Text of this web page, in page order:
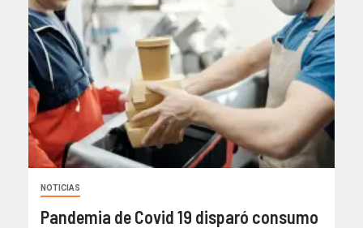
NOTICIAS
Pandemia de Covid 19 disparó consumo